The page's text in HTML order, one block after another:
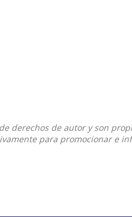
derechos de autor y son
para promocionar e